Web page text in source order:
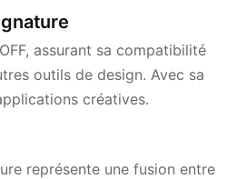
assurant sa compatibilité
outils de design. Avec sa
créatives.
représente une fusion entre